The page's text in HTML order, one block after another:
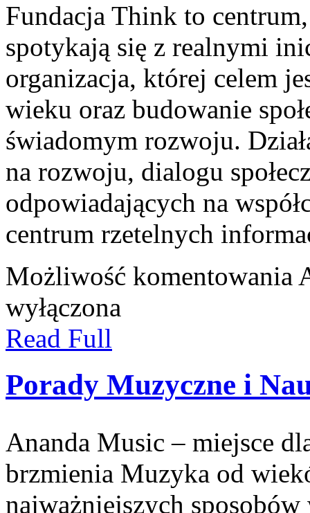
Fundacja Think to
spotykają się z realnymi
organizacja, której celem
wieku oraz budowanie
świadomym rozwoju.
na rozwoju, dialogu
odpowiadających na
centrum rzetelnych
Możliwość komentowania
wyłączona
Read Full
Porady Muzyczne i
Ananda Music – miejsce
brzmienia Muzyka od
najważniejszych